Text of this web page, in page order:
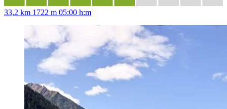
33,2 km 1722 m 05:00 h:m